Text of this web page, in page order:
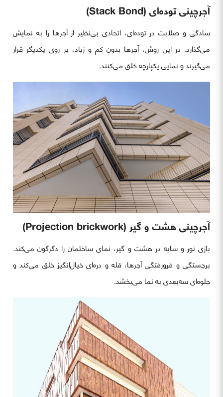
آجرچینی توده‌ای(Stack Bond)
سادگی و صلابت در توده‌ای، اتحادی بی‌نظیر از آجرها را به نمایش
می‌گذارد. در این روش، آجرها بدون کم و زیاد، بر روی یکدیگر قرار
می‌گیرند و نمایی یکپارچه خلق می‌کنند.
آجرچینی هشت و گیر (Projection brickwork)
بازی نور و سایه در هشت و گیر، نمای ساختمان را دگرگون می‌کند.
برجستگی و فرورفتگی آجرها، قله و دره‌ای خیال‌انگیز خلق می‌کند و
جلوه‌ای سه‌بعدی به نما می‌بخشد.